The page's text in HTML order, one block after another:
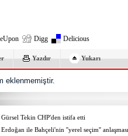
Digg Delicious
Yazdır Yukarı
eklenmemiştir.
Gürsel Tekin CHP'den istifa etti
Erdoğan ile Bahçeli'nin ''yerel seçim''